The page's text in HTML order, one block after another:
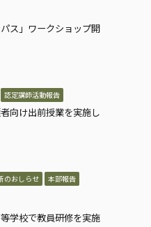
ス」ワークショップ開
認定講師活動報告
向け出前授業を実施し
のおしらせ 本部報告
学校で教員研修を実施